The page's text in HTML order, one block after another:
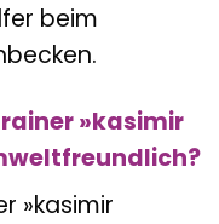
beim
»kasimir
»kasimir